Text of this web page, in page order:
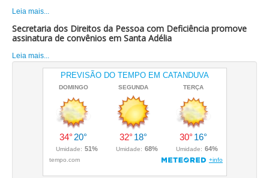
Leia mais...
Secretaria dos Direitos da Pessoa com Deficiência promove
assinatura de convênios em Santa Adélia
Leia mais...